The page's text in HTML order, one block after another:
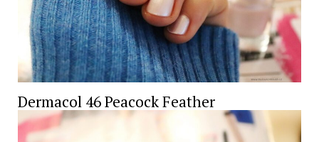
Dermacol 46 Peacock Feather